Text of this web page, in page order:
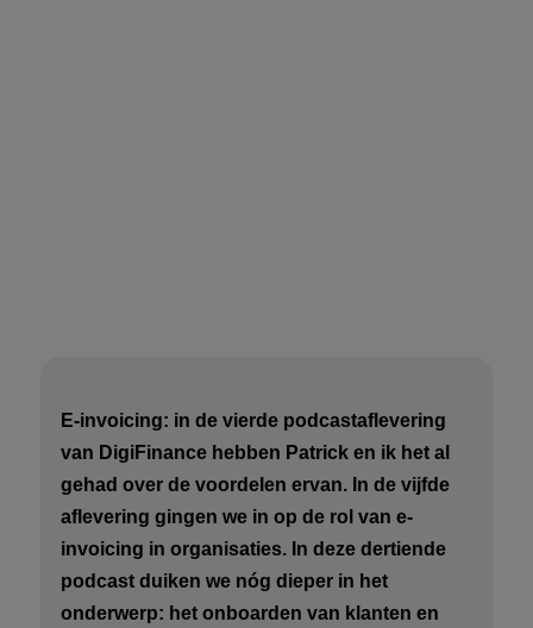
E-invoicing: in de vierde podcastaflevering
van DigiFinance hebben Patrick en ik het al
gehad over de voordelen ervan. In de vijfde
aflevering gingen we in op de rol van e-
invoicing in organisaties. In deze dertiende
podcast duiken we nóg dieper in het
onderwerp: het onboarden van klanten en